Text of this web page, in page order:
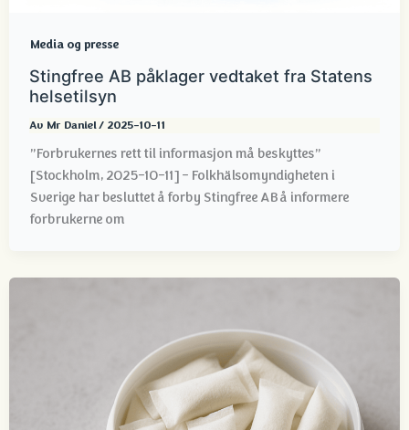
Media og presse
Stingfree AB påklager vedtaket fra Statens
helsetilsyn
Av Mr Daniel / 2025-10-11
”Forbrukernes rett til informasjon må beskyttes”
[Stockholm, 2025-10-11] - Folkhälsomyndigheten i
Sverige har besluttet å forby Stingfree AB å informere
forbrukerne om